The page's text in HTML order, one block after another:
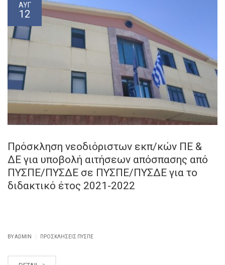
ΑΥΓ
12
Πρόσκληση νεοδιόριστων εκπ/κών ΠΕ &
ΔΕ για υποβολή αιτήσεων απόσπασης από
ΠΥΣΠΕ/ΠΥΣΔΕ σε ΠΥΣΠΕ/ΠΥΣΔΕ για το
διδακτικό έτος 2021-2022
BY ADMIN ΠΡΟΣΚΛΉΣΕΙΣ ΠΥΣΠΕ